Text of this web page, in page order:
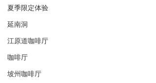
夏季限定体验
延南洞
江原道咖啡厅
咖啡厅
坡州咖啡厅